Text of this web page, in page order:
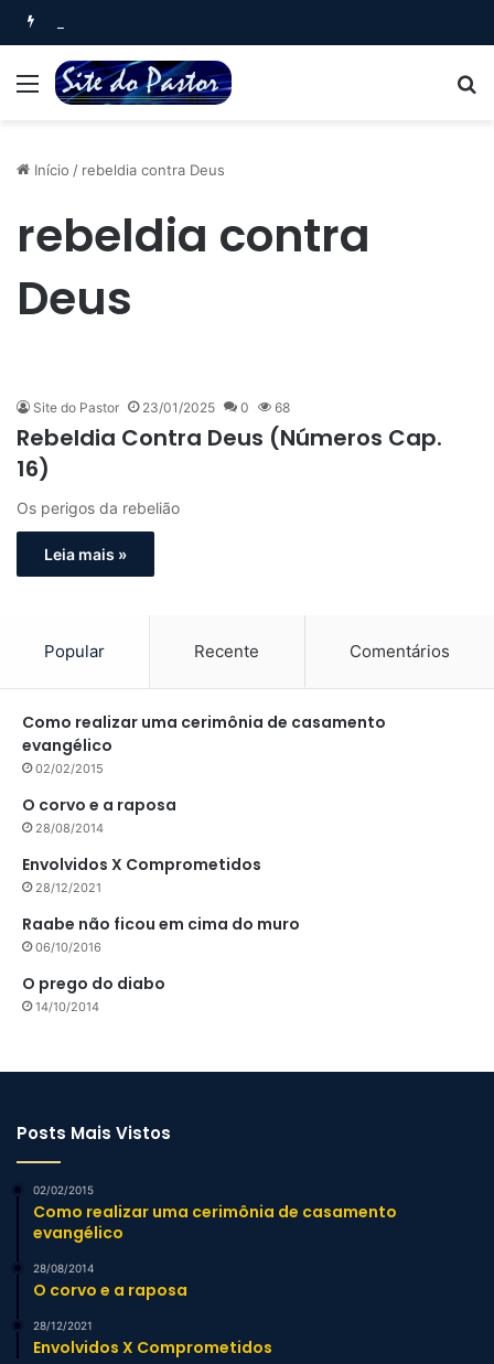
Menu
Início / rebeldia contra Deus
rebeldia contra
Deus
Site do Pastor 23/01/2025 0 68
Rebeldia Contra Deus (Números Cap.
16)
Os perigos da rebelião
Leia mais »
Popular Recente Comentários
Como realizar uma cerimônia de casamento
evangélico
02/02/2015
O corvo e a raposa
28/08/2014
Envolvidos X Comprometidos
28/12/2021
Raabe não ficou em cima do muro
06/10/2016
O prego do diabo
14/10/2014
Posts Mais Vistos
02/02/2015
Como realizar uma cerimônia de casamento
evangélico
28/08/2014
O corvo e a raposa
28/12/2021
Envolvidos X Comprometidos